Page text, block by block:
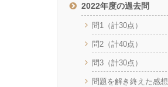
2022年度の過去問
問1（計30点）
問2（計40点）
問3（計30点）
問題を解き終えた感想